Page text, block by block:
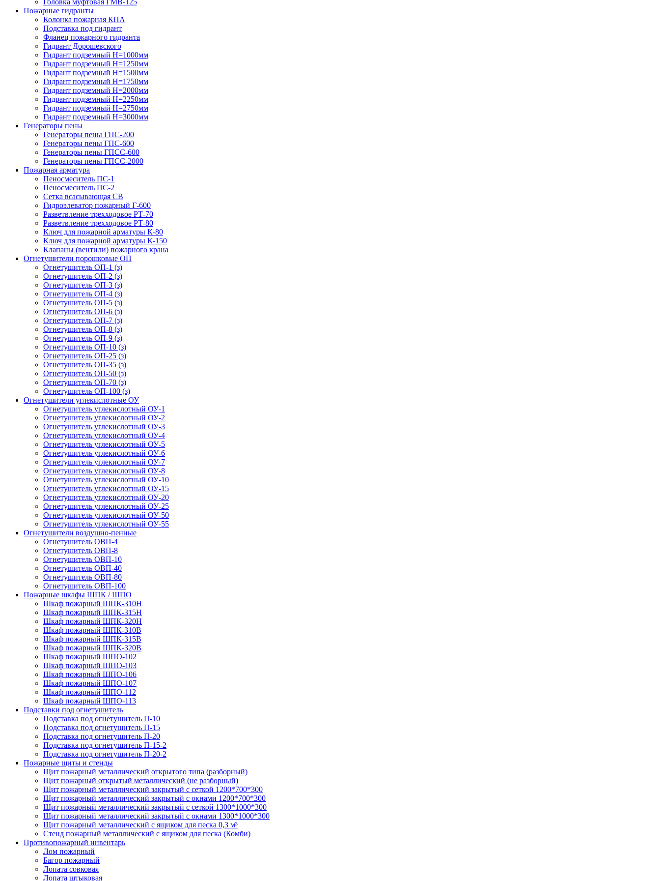
Головка муфтовая ГМВ-125
Пожарные гидранты
Колонка пожарная КПА
Подставка под гидрант
Фланец пожарного гидранта
Гидрант Дорошевского
Гидрант подземный H=1000мм
Гидрант подземный H=1250мм
Гидрант подземный H=1500мм
Гидрант подземный H=1750мм
Гидрант подземный H=2000мм
Гидрант подземный H=2250мм
Гидрант подземный H=2750мм
Гидрант подземный H=3000мм
Генераторы пены
Генераторы пены ГПС-200
Генераторы пены ГПС-600
Генераторы пены ГПСС-600
Генераторы пены ГПСС-2000
Пожарная арматура
Пеносмеситель ПС-1
Пеносмеситель ПС-2
Сетка всасывающая СВ
Гидроэлеватор пожарный Г-600
Разветвление трехходовое РТ-70
Разветвление трехходовое РТ-80
Ключ для пожарной арматуры К-80
Ключ для пожарной арматуры К-150
Клапаны (вентили) пожарного крана
Огнетушители порошковые ОП
Огнетушитель ОП-1 (з)
Огнетушитель ОП-2 (з)
Огнетушитель ОП-3 (з)
Огнетушитель ОП-4 (з)
Огнетушитель ОП-5 (з)
Огнетушитель ОП-6 (з)
Огнетушитель ОП-7 (з)
Огнетушитель ОП-8 (з)
Огнетушитель ОП-9 (з)
Огнетушитель ОП-10 (з)
Огнетушитель ОП-25 (з)
Огнетушитель ОП-35 (з)
Огнетушитель ОП-50 (з)
Огнетушитель ОП-70 (з)
Огнетушитель ОП-100 (з)
Огнетушители углекислотные ОУ
Огнетушитель углекислотный ОУ-1
Огнетушитель углекислотный ОУ-2
Огнетушитель углекислотный ОУ-3
Огнетушитель углекислотный ОУ-4
Огнетушитель углекислотный ОУ-5
Огнетушитель углекислотный ОУ-6
Огнетушитель углекислотный ОУ-7
Огнетушитель углекислотный ОУ-8
Огнетушитель углекислотный ОУ-10
Огнетушитель углекислотный ОУ-15
Огнетушитель углекислотный ОУ-20
Огнетушитель углекислотный ОУ-25
Огнетушитель углекислотный ОУ-50
Огнетушитель углекислотный ОУ-55
Огнетушители воздушно-пенные
Огнетушитель ОВП-4
Огнетушитель ОВП-8
Огнетушитель ОВП-10
Огнетушитель ОВП-40
Огнетушитель ОВП-80
Огнетушитель ОВП-100
Пожарные шкафы ШПК / ШПО
Шкаф пожарный ШПК-310Н
Шкаф пожарный ШПК-315Н
Шкаф пожарный ШПК-320Н
Шкаф пожарный ШПК-310В
Шкаф пожарный ШПК-315В
Шкаф пожарный ШПК-320В
Шкаф пожарный ШПО-102
Шкаф пожарный ШПО-103
Шкаф пожарный ШПО-106
Шкаф пожарный ШПО-107
Шкаф пожарный ШПО-112
Шкаф пожарный ШПО-113
Подставки под огнетушитель
Подставка под огнетушитель П-10
Подставка под огнетушитель П-15
Подставка под огнетушитель П-20
Подставка под огнетушитель П-15-2
Подставка под огнетушитель П-20-2
Пожарные щиты и стенды
Щит пожарный металлический открытого типа (разборный)
Щит пожарный открытый металлический (не разборный)
Щит пожарный металлический закрытый с сеткой 1200*700*300
Щит пожарный металлический закрытый с окнами 1200*700*300
Щит пожарный металлический закрытый с сеткой 1300*1000*300
Щит пожарный металлический закрытый с окнами 1300*1000*300
Щит пожарный металлический с ящиком для песка 0,3 м³
Стенд пожарный металлический с ящиком для песка (Комби)
Противопожарный инвентарь
Лом пожарный
Багор пожарный
Лопата совковая
Лопата штыковая